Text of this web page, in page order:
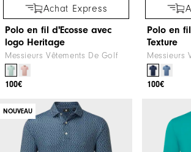
Achat Express
Polo en fil d'Ecosse avec
logo Heritage
Messieurs Vêtements De Golf
100€
Polo en
Texture
Messieurs
100€
NOUVEAU